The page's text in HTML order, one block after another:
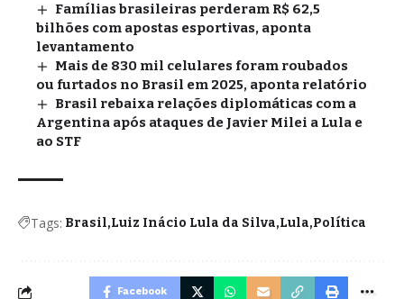
Famílias brasileiras perderam R$ 62,5
bilhões com apostas esportivas, aponta
levantamento
Mais de 830 mil celulares foram roubados
ou furtados no Brasil em 2025, aponta relatório
Brasil rebaixa relações diplomáticas com a
Argentina após ataques de Javier Milei a Lula e
ao STF
Tags: Brasil Luiz Inácio Lula da Silva Lula Política
Facebook